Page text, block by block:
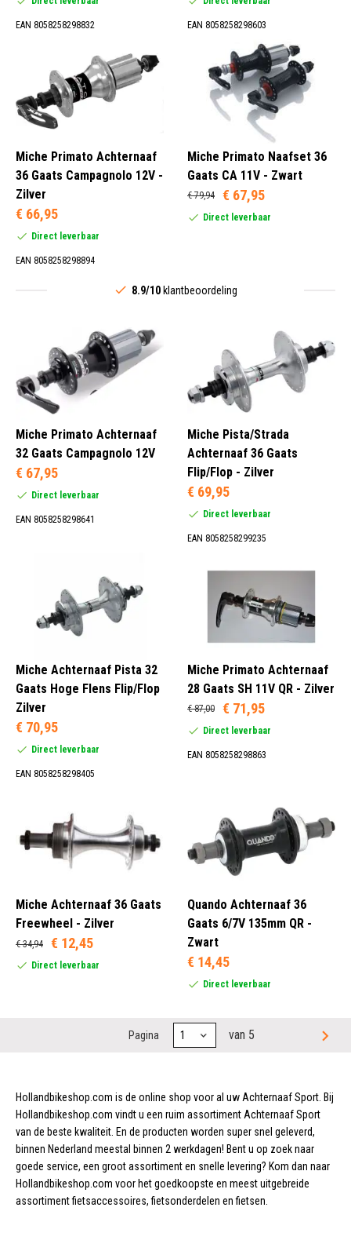
EAN 8058258298832 EAN 8058258298603
Miche Primato Achternaaf
36 Gaats Campagnolo 12V -
Zilver
€ 66,95
Direct leverbaar
EAN 8058258298894
Miche Primato Naafset 36
Gaats CA 11V - Zwart
€ 79,94 € 67,95
Direct leverbaar
8.9/10 klantbeoordeling
Miche Primato Achternaaf
32 Gaats Campagnolo 12V
€ 67,95
Direct leverbaar
EAN 8058258298641
Miche Pista/Strada
Achternaaf 36 Gaats
Flip/Flop - Zilver
€ 69,95
Direct leverbaar
EAN 8058258299235
Miche Achternaaf Pista 32
Gaats Hoge Flens Flip/Flop
Zilver
€ 70,95
Direct leverbaar
EAN 8058258298405
Miche Primato Achternaaf
28 Gaats SH 11V QR - Zilver
€ 87,00 € 71,95
Direct leverbaar
EAN 8058258298863
Miche Achternaaf 36 Gaats
Freewheel - Zilver
€ 34,94 € 12,45
Direct leverbaar
Quando Achternaaf 36
Gaats 6/7V 135mm QR -
Zwart
€ 14,45
Direct leverbaar
Pagina van 5
Hollandbikeshop.com is de online shop voor al uw Achternaaf Sport. Bij
Hollandbikeshop.com vindt u een ruim assortiment Achternaaf Sport
van de beste kwaliteit. En de producten worden super snel geleverd,
binnen Nederland meestal binnen 2 werkdagen! Bent u op zoek naar
goede service, een groot assortiment en snelle levering? Kom dan naar
Hollandbikeshop.com voor het goedkoopste en meest uitgebreide
assortiment fietsaccessoires, fietsonderdelen en fietsen.